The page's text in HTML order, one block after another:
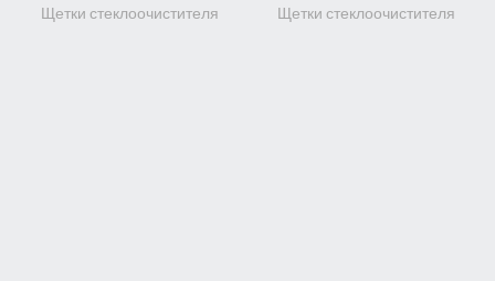
Щетки стеклоочистителя
Щетки стеклоочистителя